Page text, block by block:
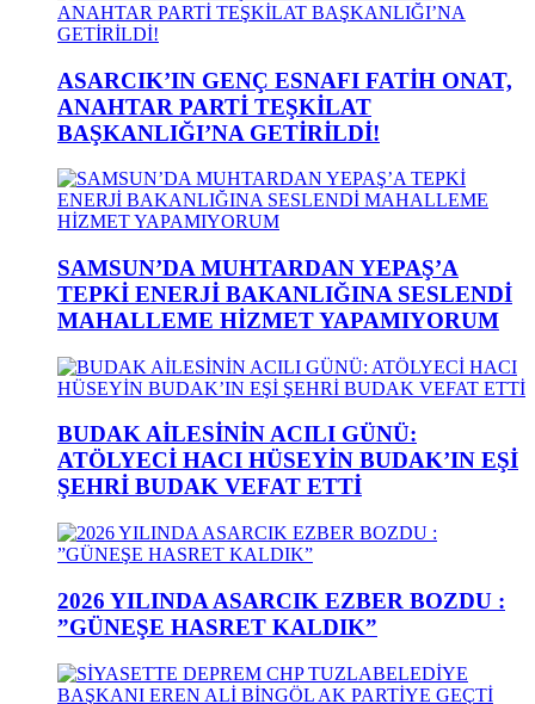
ASARCIK’IN GENÇ ESNAFI FATİH ONAT,
ANAHTAR PARTİ TEŞKİLAT
BAŞKANLIĞI’NA GETİRİLDİ!
SAMSUN’DA MUHTARDAN YEPAŞ’A
TEPKİ ENERJİ BAKANLIĞINA SESLENDİ
MAHALLEME HİZMET YAPAMIYORUM
BUDAK AİLESİNİN ACILI GÜNÜ:
ATÖLYECİ HACI HÜSEYİN BUDAK’IN EŞİ
ŞEHRİ BUDAK VEFAT ETTİ
2026 YILINDA ASARCIK EZBER BOZDU :
”GÜNEŞE HASRET KALDIK”